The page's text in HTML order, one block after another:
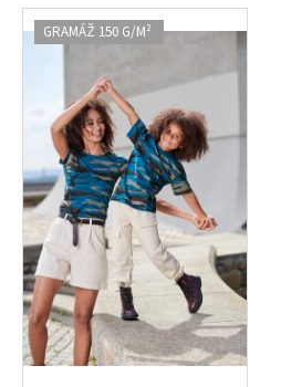
V
ý
p
r
o
d
u
k
t
ů
GRAMÁŽ 150 G/M²